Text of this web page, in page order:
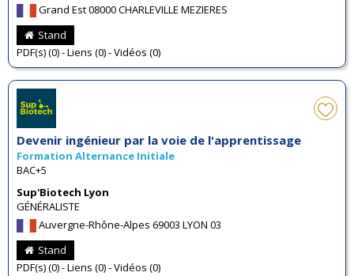
Grand Est 08000 CHARLEVILLE MEZIERES
Stand
PDF(s) (0) - Liens (0) - Vidéos (0)
Devenir ingénieur par la voie de l'apprentissage
Formation Alternance Initiale
BAC+5
Sup'Biotech Lyon
GÉNÉRALISTE
Auvergne-Rhône-Alpes 69003 LYON 03
Stand
PDF(s) (0) - Liens (0) - Vidéos (0)